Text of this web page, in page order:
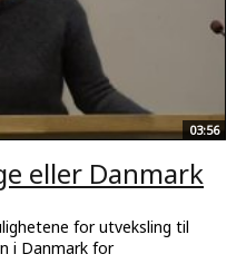
03:56
eller Danmark
for utveksling til
i Danmark for